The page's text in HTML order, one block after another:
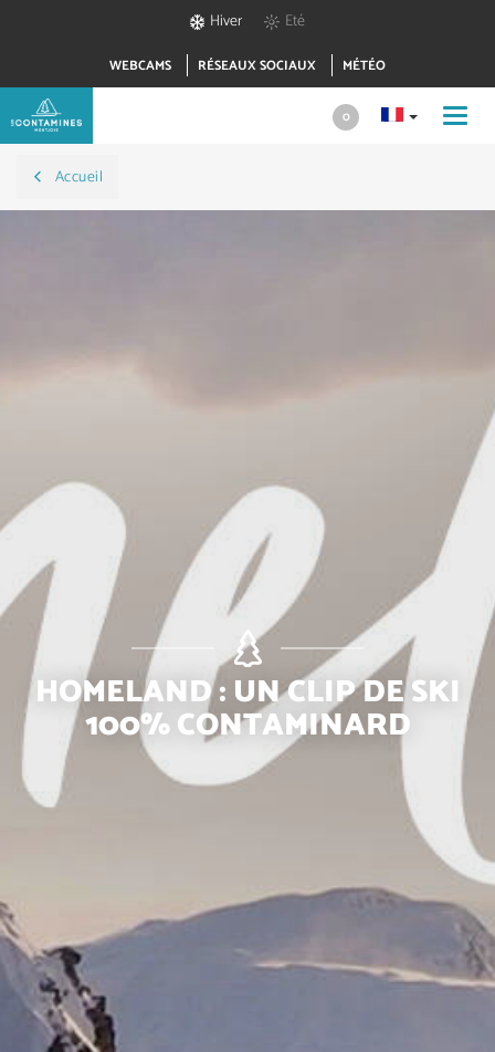
Hiver Eté
WEBCAMS RÉSEAUX SOCIAUX MÉTÉO
0
Accueil
HOMELAND : UN CLIP DE SKI
100% CONTAMINARD